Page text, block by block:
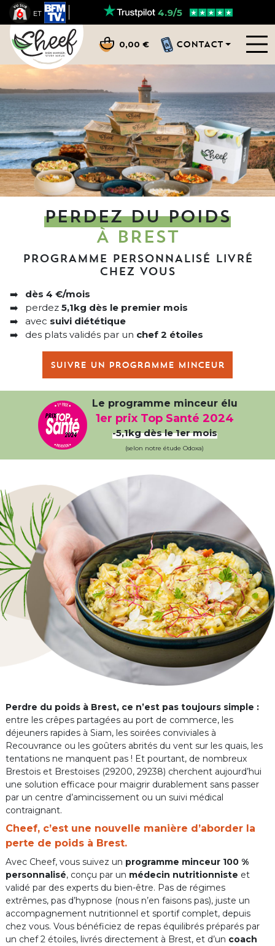
ET 4.9/5
0,00 € CONTACT
PERDEZ DU POIDS
À BREST
PROGRAMME PERSONNALISÉ LIVRÉ
CHEZ VOUS
dès 4 €/mois
perdez 5,1kg dès le premier mois
avec suivi diététique
des plats validés par un chef 2 étoiles
Suivre un programme minceur
Le programme minceur élu
1er prix Top Santé 2024
-5,1kg dès le 1er mois
(selon notre étude Odoxa)
Perdre du poids à Brest, ce n’est pas toujours simple :
entre les crêpes partagées au port de commerce, les
déjeuners rapides à Siam, les soirées conviviales à
Recouvrance ou les goûters abrités du vent sur les quais, les
tentations ne manquent pas ! Et pourtant, de nombreux
Brestois et Brestoises (29200, 29238) cherchent aujourd’hui
une solution efficace pour maigrir durablement sans passer
par un centre d’amincissement ou un suivi médical
contraignant.
Cheef, c’est une nouvelle manière d’aborder la
perte de poids à Brest.
Avec Cheef, vous suivez un programme minceur 100 %
personnalisé, conçu par un médecin nutritionniste et
validé par des experts du bien-être. Pas de régimes
extrêmes, pas d’hypnose (nous n’en faisons pas), juste un
accompagnement nutritionnel et sportif complet, depuis
chez vous. Vous bénéficiez de repas équilibrés préparés par
un chef 2 étoiles, livrés directement à Brest, et d’un coach